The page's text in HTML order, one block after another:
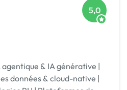
5,0
& IA générative |
données & cloud-native |